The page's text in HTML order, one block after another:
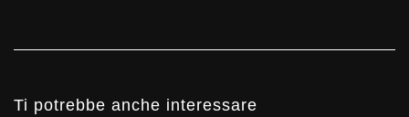
Ti potrebbe anche interessare